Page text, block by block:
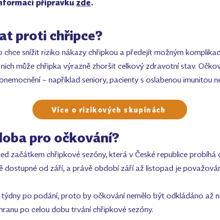
přípravku zde.
proti chřipce?
snížit riziko nákazy chřipkou a předejít možným
může chřipka výrazně zhoršit celkový zdravotní stav.
– například seniory, pacienty s oslabenou imunitou
pro očkování?
začátkem chřipkové sezóny, která v České republice probíhá
dostupné od září, a právě období září až listopad je
týdny po podání, proto by očkování nemělo být odkládáno až
po celou dobu trvání chřipkové sezóny.
Více o rizikových skupinách